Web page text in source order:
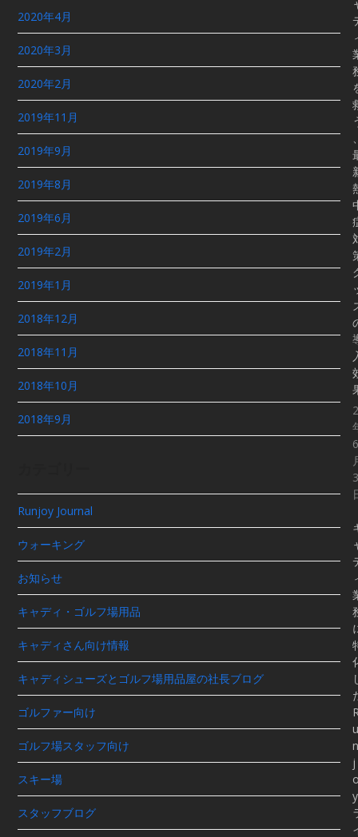
2020年4月
2020年3月
2020年2月
2019年11月
2019年9月
2019年8月
2019年6月
2019年2月
2019年1月
2018年12月
2018年11月
2018年10月
2018年9月
Runjoy Journal
ウォーキング
お知らせ
キャディ・ゴルフ場用品
キャディさん向け情報
キャディシューズとゴルフ場用品屋の社長ブログ
ゴルファー向け
ゴルフ場スタッフ向け
スキー場
スタッフブログ
6
u
n
j
y